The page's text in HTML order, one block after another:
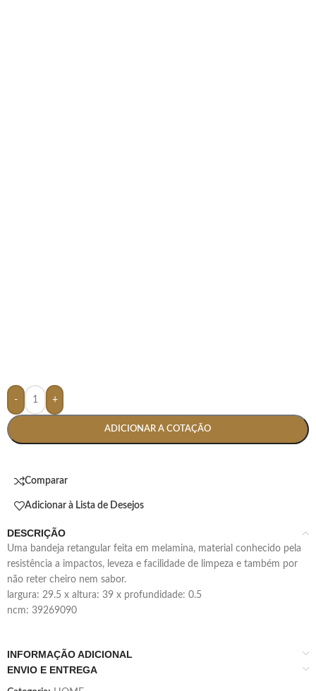
- +
ADICIONAR A COTAÇÃO
Comparar
Adicionar à Lista de Desejos
DESCRIÇÃO
uma bandeja retangular feita em melamina, material conhecido pela
resistência a impactos, leveza e facilidade de limpeza e também por
não reter cheiro nem sabor.
largura: 29.5 x altura: 39 x profundidade: 0.5
ncm: 39269090
INFORMAÇÃO ADICIONAL
ENVIO E ENTREGA